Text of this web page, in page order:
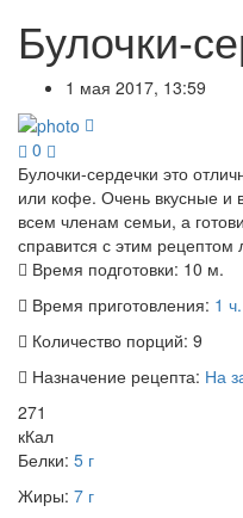
Булочки-
1 мая 2017, 13:59
0
Булочки-сердечки это
или кофе. Очень вкусные и
всем членам семьи, а
справится с этим
Время подготовки: 10 м.
Время приготовления: 1 ч.
Количество порций: 9
Назначение рецепта: На
271
кКал
Белки: 5 г
Жиры: 7 г